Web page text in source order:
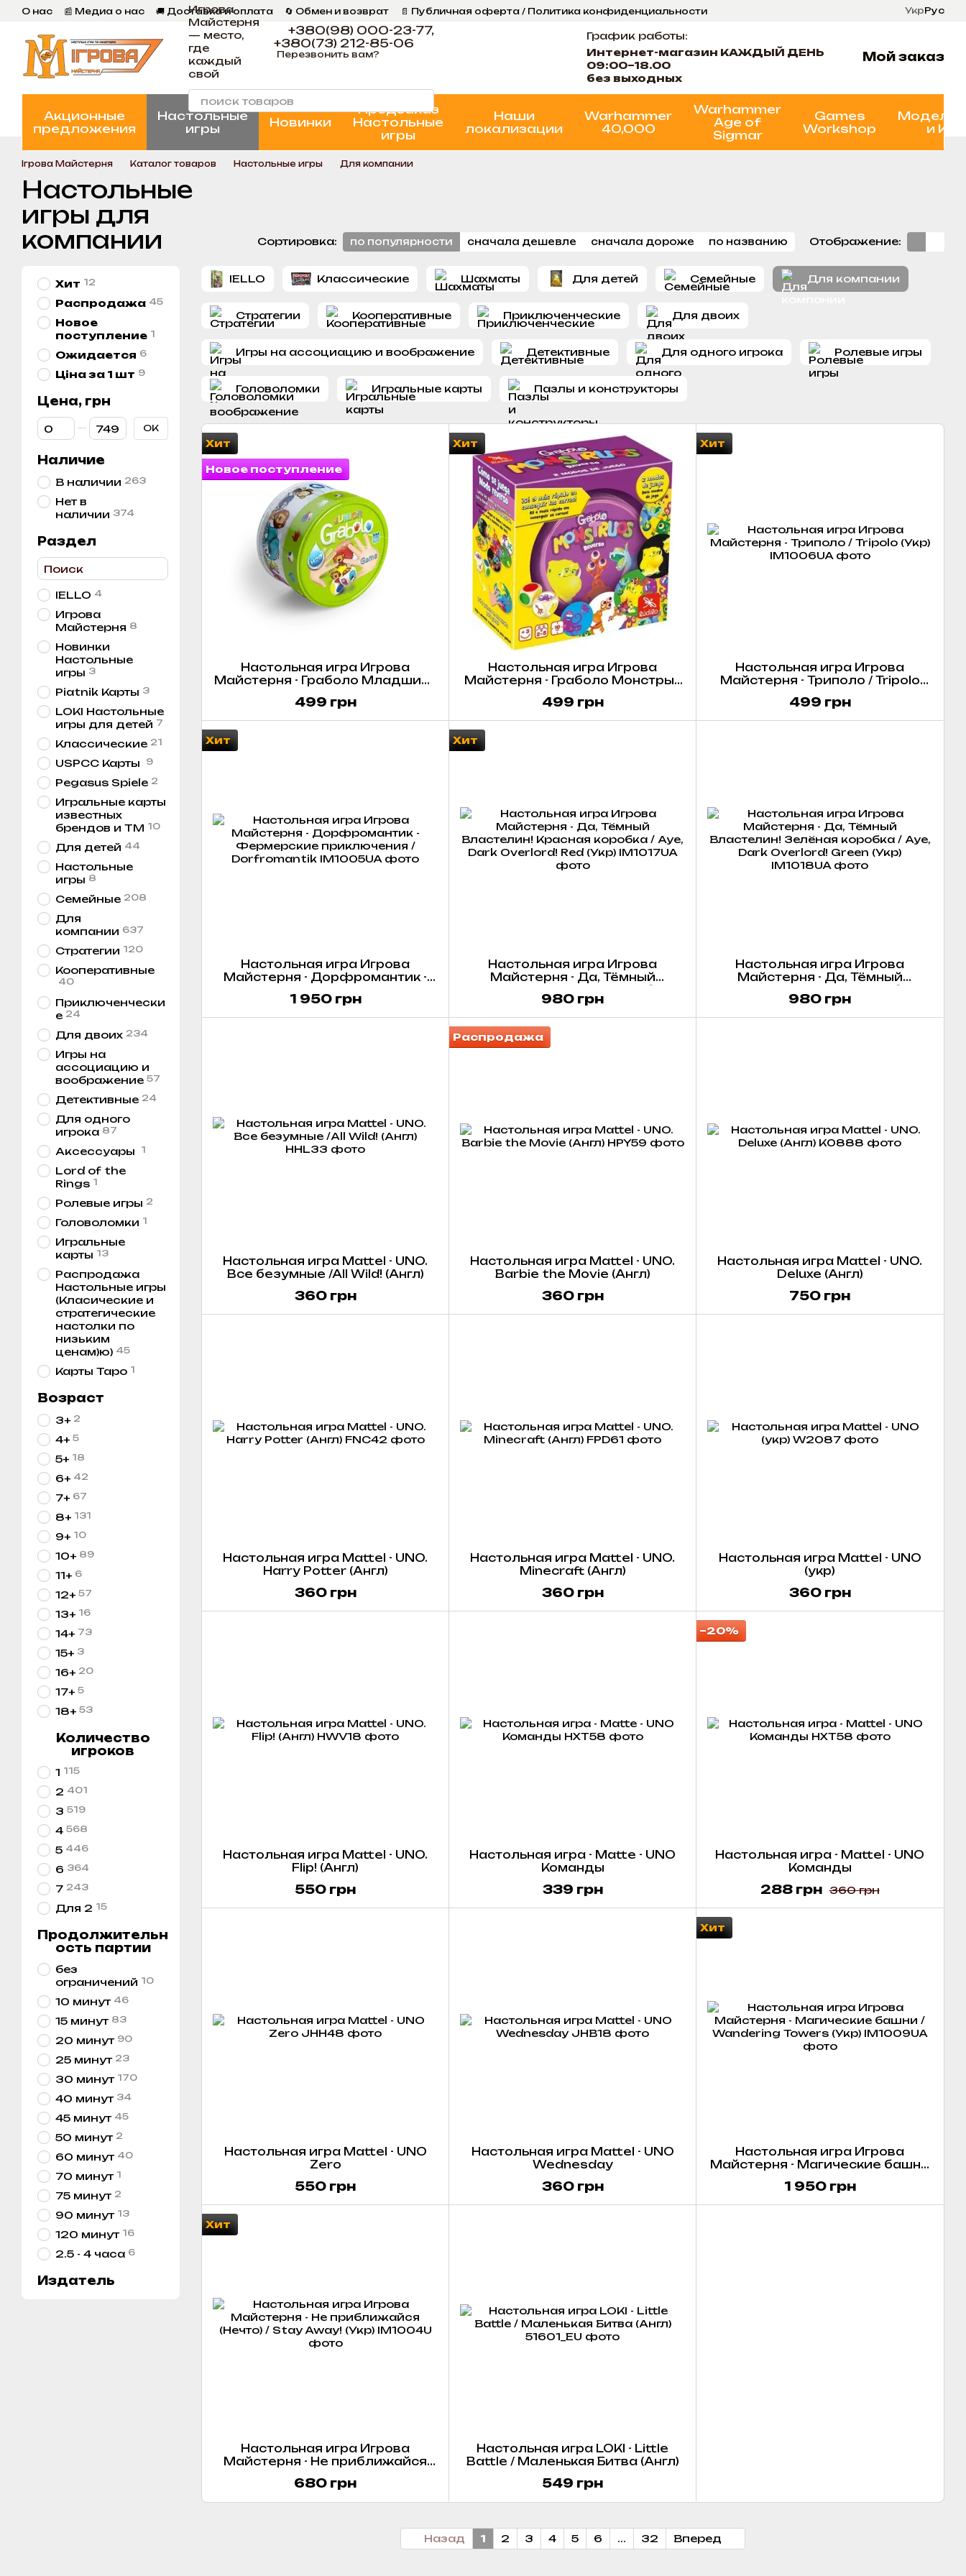
Перейти к основному контенту
О нас 📰 Медиа о нас 🚚 Доставка и оплата 🔄 Обмен и возврат
📄 Публичная оферта / Политика конфиденциальности
📄 Пользовательское соглашение
💬 Отзывы 📝 Блог 📞 Контакты Ігрова Майстерня
УкрРус
Игрова
Майстерня
— место,
где
каждый
свой
+380(98) 000-23-77,
+380(73) 212-85-06
Перезвонить вам?
График работы:
Интернет-магазин КАЖДЫЙ ДЕНЬ
09:00–18.00
без выходных
Мой заказ
Акционные
предложения
Настольные
игры
Новинки
Предзаказ
Настольные
игры
Наши
локализации
Warhammer
40,000
Warhammer
Age of
Sigmar
Games
Workshop
и
Ігрова Майстерня Каталог товаров Настольные игры Для компании
Настольные
игры для
компании
Сортировка: по популярности сначала дешевле сначала дороже по названию Отображение:
IELLO Классические Шахматы Для детей Семейные Для компании
Стратегии Кооперативные Приключенческие Для двоих
Игры на ассоциацию и воображение Детективные Для одного игрока Ролевые игры
Головоломки Игральные карты Пазлы и конструкторы
Хит
Новое поступление
Настольная игра Игрова
Майстерня - Граболо Младший /
499 грн
Хит
Настольная игра Игрова
Майстерня - Граболо Монстры /
499 грн
Хит
Настольная игра Игрова
Майстерня - Триполо / Tripolo
499 грн
Хит
Настольная игра Игрова
Майстерня - Дорфромантик -
Dorfromantik
1 950 грн
Хит
Настольная игра Игрова
Майстерня - Да, Тёмный
Властелин! Красная коробка /
Aye, Dark Overlord! Red (Укр)
980 грн
Настольная игра Игрова
Майстерня - Да, Тёмный
Властелин! Зелёная коробка /
Aye, Dark Overlord! Green (Укр)
980 грн
Настольная игра Mattel - UNO.
Все безумные /All Wild! (Англ)
360 грн
Распродажа
Настольная игра Mattel - UNO.
Barbie the Movie (Англ)
360 грн
Настольная игра Mattel - UNO.
Deluxe (Англ)
750 грн
Настольная игра Mattel - UNO.
Harry Potter (Англ)
360 грн
Настольная игра Mattel - UNO.
Minecraft (Англ)
360 грн
Настольная игра Mattel - UNO
(укр)
360 грн
Настольная игра Mattel - UNO.
Flip! (Англ)
550 грн
Настольная игра - Matte - UNO
Команды
339 грн
−20%
Настольная игра - Mattel - UNO
Команды
360 грн
288 грн
Настольная игра Mattel - UNO
Zero
550 грн
Настольная игра Mattel - UNO
Wednesday
360 грн
Хит
Настольная игра Игрова
Майстерня - Магические башни
1 950 грн
Хит
Настольная игра Игрова
Майстерня - Не приближайся
680 грн
Настольная игра LOKI - Little
Battle / Маленькая Битва (Англ)
549 грн
Назад 1 2 3 4 5 6 ... 32 Вперед
Хит 12
Распродажа 45
Новое
поступление 1
Ожидается 6
Ціна за 1 шт 9
Цена, грн
От Цена, грн
До Цена, грн OK
Наличие
В наличии 263
Нет в
наличии 374
Раздел
IELLO 4
Игрова
Майстерня 8
Новинки
Настольные
игры 3
Piatnik Карты 3
LOKI Настольные
игры для детей 7
Классические 21
USPCC Карты 9
Pegasus Spiele 2
Игральные карты
известных
брендов и ТМ 10
Для детей 44
Настольные
игры 8
Семейные 208
Для
компании 637
Стратегии 120
Кооперативные
40
Приключенчески
е 24
Для двоих 234
Игры на
ассоциацию и
воображение 57
Детективные 24
Для одного
игрока 87
Аксессуары 1
Lord of the
Rings 1
Ролевые игры 2
Головоломки 1
Игральные
карты 13
Распродажа
Настольные игры
(Класические и
стратегические
настолки по
низьким
ценам)ю) 45
Карты Таро 1
Возраст
3+ 2
4+ 5
5+ 18
6+ 42
7+ 67
8+ 131
9+ 10
10+ 89
11+ 6
12+ 57
13+ 16
14+ 73
15+ 3
16+ 20
17+ 5
18+ 53
Количество
игроков
1 115
2 401
3 519
4 568
5 446
6 364
7 243
Для 2 15
Продолжительн
ость партии
без
ограничений 10
10 минут 46
15 минут 83
20 минут 90
25 минут 23
30 минут 170
40 минут 34
45 минут 45
50 минут 2
60 минут 40
70 минут 1
75 минут 2
90 минут 13
120 минут 16
2.5 - 4 часа 6
Издатель